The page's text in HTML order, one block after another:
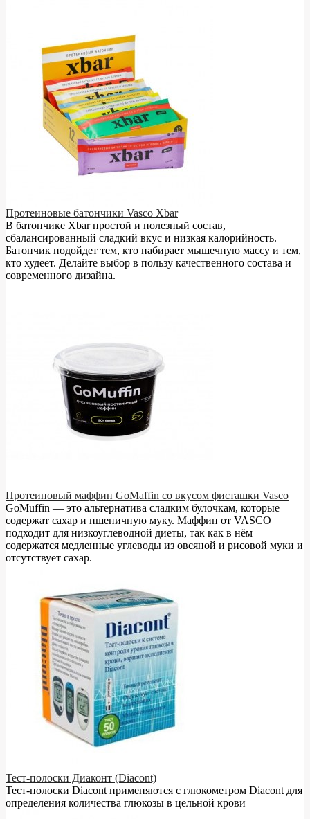
Протеиновые батончики Vasco Xbar
В батончике Xbar простой и полезный состав,
сбалансированный сладкий вкус и низкая калорийность.
Батончик подойдет тем, кто набирает мышечную массу и тем,
кто худеет. Делайте выбор в пользу качественного состава и
современного дизайна.
Протеиновый маффин GoMaffin со вкусом фисташки Vasco
GoMuffin — это альтернатива сладким булочкам, которые
содержат сахар и пшеничную муку. Маффин от VASCO
подходит для низкоуглеводной диеты, так как в нём
содержатся медленные углеводы из овсяной и рисовой муки и
отсутствует сахар.
Тест-полоски Диаконт (Diacont)
Тест-полоски Diacont применяются с глюкометром Diacont для
определения количества глюкозы в цельной крови